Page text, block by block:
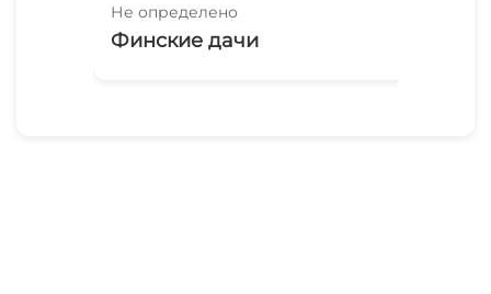
Не определено
Финские дачи